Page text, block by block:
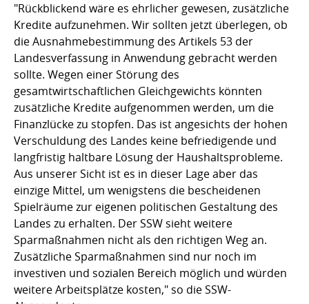
"Rückblickend wäre es ehrlicher gewesen, zusätzliche
Kredite aufzunehmen. Wir sollten jetzt überlegen, ob
die Ausnahmebestimmung des Artikels 53 der
Landesverfassung in Anwendung gebracht werden
sollte. Wegen einer Störung des
gesamtwirtschaftlichen Gleichgewichts könnten
zusätzliche Kredite aufgenommen werden, um die
Finanzlücke zu stopfen. Das ist angesichts der hohen
Verschuldung des Landes keine befriedigende und
langfristig haltbare Lösung der Haushaltsprobleme.
Aus unserer Sicht ist es in dieser Lage aber das
einzige Mittel, um wenigstens die bescheidenen
Spielräume zur eigenen politischen Gestaltung des
Landes zu erhalten. Der SSW sieht weitere
Sparmaßnahmen nicht als den richtigen Weg an.
Zusätzliche Sparmaßnahmen sind nur noch im
investiven und sozialen Bereich möglich und würden
weitere Arbeitsplätze kosten," so die SSW-